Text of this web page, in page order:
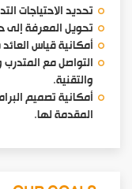
تحديد الاحتياجات
تحويل المعرفة إلى
أمكانية قياس
التواصل مع المتدرب
والتقنية.
أمكانية تصميم
المقدمة لها.